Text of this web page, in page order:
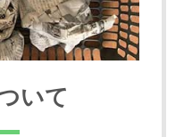
いて